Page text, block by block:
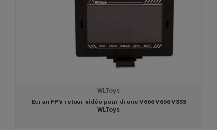
WLToys
Ecran FPV retour vidéo pour drone V666 V656 V333
WLToys